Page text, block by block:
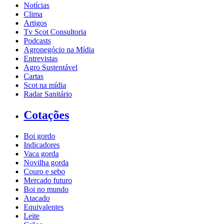
Notícias
Clima
Artigos
Tv Scot Consultoria
Podcasts
Agronegócio na Mídia
Entrevistas
Agro Sustentável
Cartas
Scot na mídia
Radar Sanitário
Cotações
Boi gordo
Indicadores
Vaca gorda
Novilha gorda
Couro e sebo
Mercado futuro
Boi no mundo
Atacado
Equivalentes
Leite